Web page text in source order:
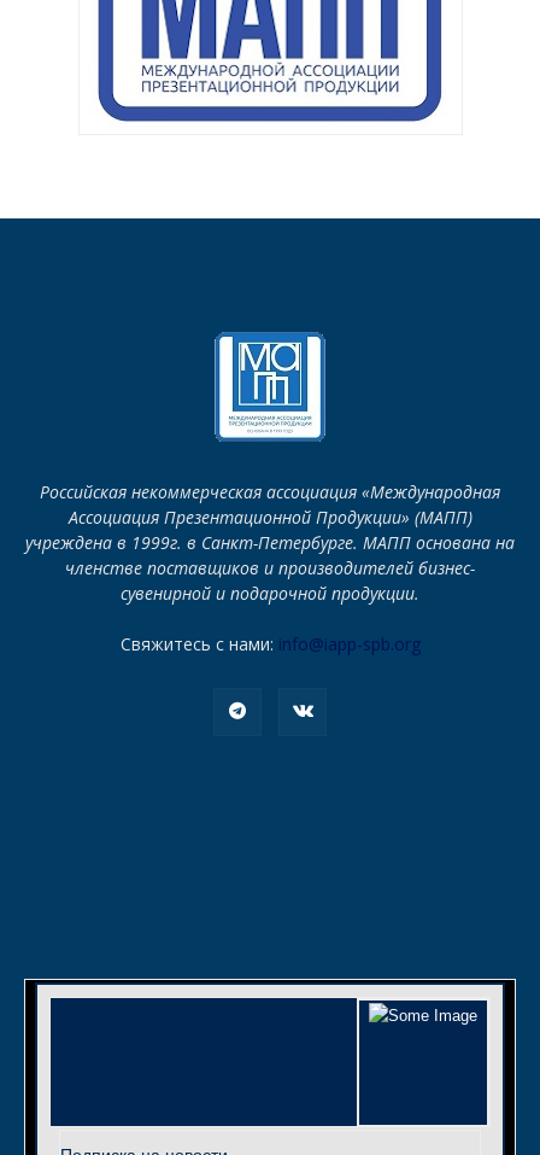
Российская некоммерческая ассоциация «Международная
Ассоциация Презентационной Продукции» (МАПП)
учреждена в 1999г. в Санкт-Петербурге. МАПП основана на
членстве поставщиков и производителей бизнес-
сувенирной и подарочной продукции.
Свяжитесь с нами: info@iapp-spb.org